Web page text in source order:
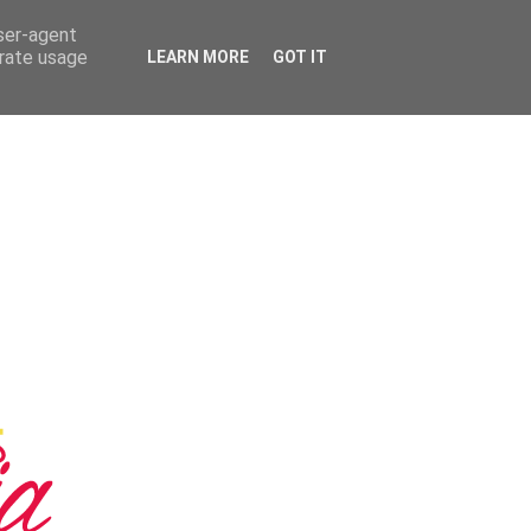
agent
usage
LEARN MORE GOT IT